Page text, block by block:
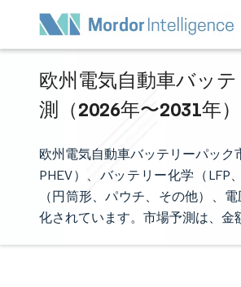
欧州電気自動車バッ
測（2026年〜2031年）
欧州電気自動車バッテリーパック
PHEV）、バッテリー化学（LFP
（円筒形、パウチ、その他）、
化されています。市場予測は、金